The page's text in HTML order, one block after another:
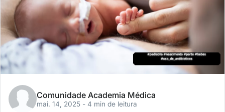
Comunidade Academia Médica
mai. 14, 2025 - 4 min de leitura